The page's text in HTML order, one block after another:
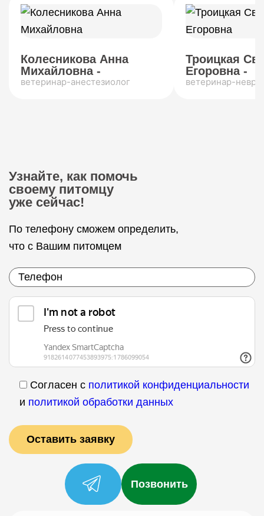
Колесникова Анна
Михайловна -
ветеринар-анестезиолог
Троицкая
Егоровна -
ветеринар-
Узнайте, как помочь
своему питомцу
уже сейчас!
По телефону сможем определить,
что с Вашим питомцем
Согласен с политикой конфиденциальности
и политикой обработки данных
Позвонить